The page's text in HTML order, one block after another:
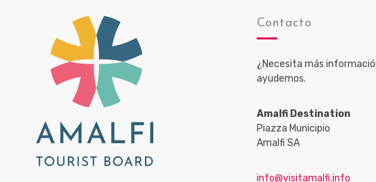
Contacto
¿Necesita más
ayudemos.
Amalfi Destination
Piazza Municipio
Amalfi SA
info@visitamalfi.info